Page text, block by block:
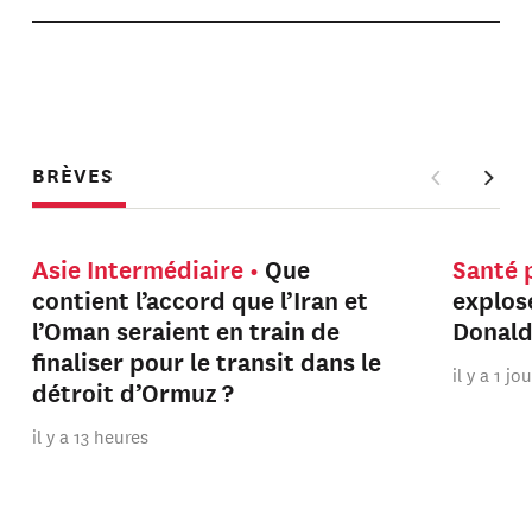
BRÈVES
Asie Intermédiaire
Que
contient l’accord que l’Iran et
l’Oman seraient en train de
finaliser pour le transit dans le
détroit d’Ormuz ?
il y a 13 heures
Santé
il y a 1